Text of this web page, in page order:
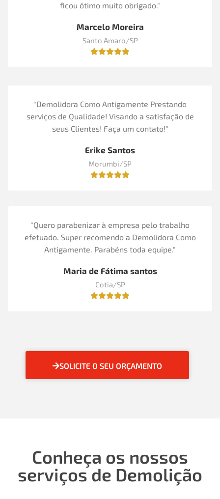
ficou ótimo muito obrigado."
Marcelo Moreira
Santo Amaro/SP
"Demolidora Como Antigamente Prestando
serviços de Qualidade! Visando a satisfação de
seus Clientes! Faça um contato!"
Erike Santos
Morumbi/SP
"Quero parabenizar à empresa pelo trabalho
efetuado. Super recomendo a Demolidora Como
Antigamente. Parabéns toda equipe."
Maria de Fátima santos
Cotia/SP
SOLICITE O SEU ORÇAMENTO
Conheça os nossos
serviços de Demolição